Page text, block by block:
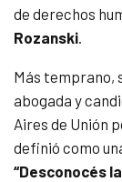
de derechos
Rozanski.
Más temprano,
abogada y
Aires de Unión
definió como
“Desconocés